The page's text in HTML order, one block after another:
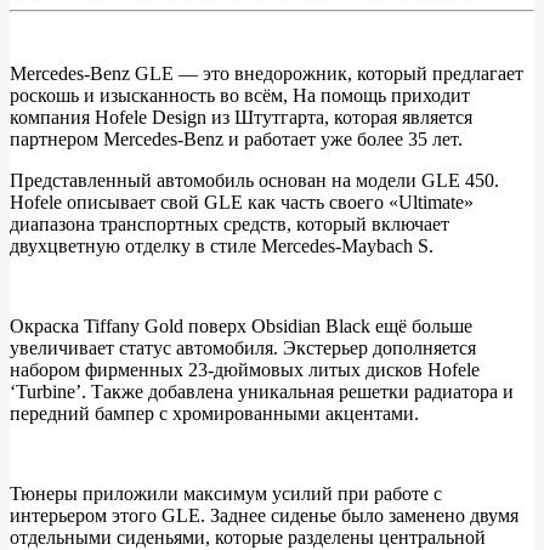
Тюнеры
добавили
роскоши
новому
Mercedes-
Benz
Mercedes-Benz GLE — это внедорожник, который предлагает
роскошь и изысканность во всём, На помощь приходит
компания Hofele Design из Штутгарта, которая является
партнером Mercedes-Benz и работает уже более 35 лет.
Представленный автомобиль основан на модели GLE 450.
Hofele описывает свой GLE как часть своего «Ultimate»
диапазона транспортных средств, который включает
двухцветную отделку в стиле Mercedes-Maybach S.
Окраска Tiffany Gold поверх Obsidian Black ещё больше
увеличивает статус автомобиля. Экстерьер дополняется
набором фирменных 23-дюймовых литых дисков Hofele
‘Turbine’. Также добавлена уникальная решетки радиатора и
передний бампер с хромированными акцентами.
Тюнеры приложили максимум усилий при работе с
интерьером этого GLE. Заднее сиденье было заменено двумя
отдельными сиденьями, которые разделены центральной